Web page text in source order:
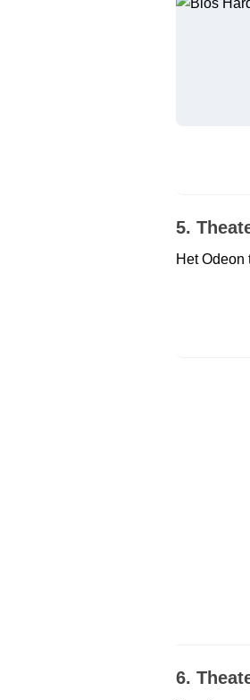
5.
Het Odeon
6.